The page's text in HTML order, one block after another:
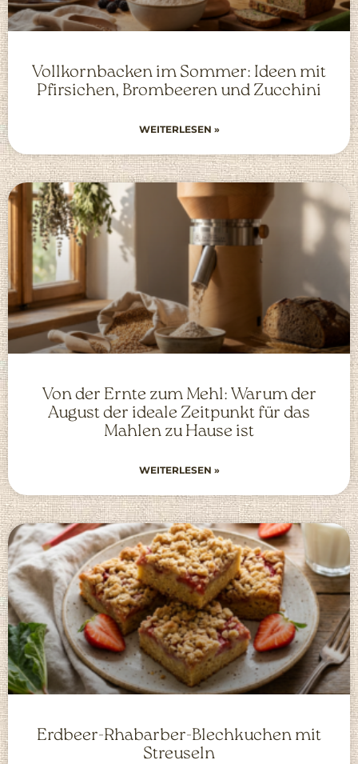
Vollkornbacken im Sommer: Ideen mit
Pfirsichen, Brombeeren und Zucchini
WEITERLESEN »
Von der Ernte zum Mehl: Warum der
August der ideale Zeitpunkt für das
Mahlen zu Hause ist
WEITERLESEN »
Erdbeer-Rhabarber-Blechkuchen mit
Streuseln